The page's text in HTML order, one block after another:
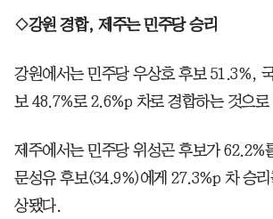
◇강원 경합, 제주는 민주당 승리
강원에서는 민주당 우상호 후보 51.3%,
보 48.7%로 2.6%p 차로 경합하는 것으로
제주에서는 민주당 위성곤 후보가 62.2%
문성유 후보(34.9%)에게 27.3%p 차 승리
상됐다.